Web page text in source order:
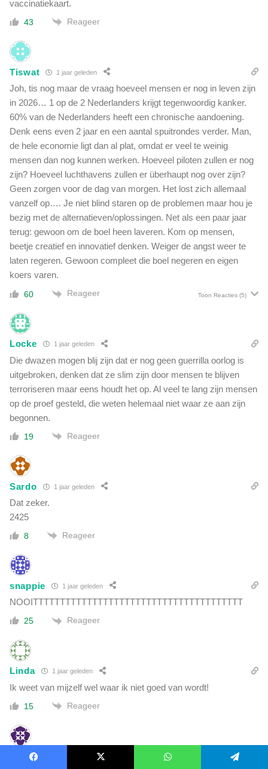
vaccinatiekaart.
43 Reageer
Tiswat 1 jaar geleden
Joh, tis nog maar de vraag hoeveel mensen er nog in leven zijn
in 2026… 1 op de 2 Nederlanders krijgt tegenwoordig kanker.
60% van de Nederlanders heeft een chronische aandoening.
Denk eens even 2 jaar en een aantal spuitrondes verder. Man,
de hele economie ligt dan al plat, omdat er veel te weinig
mensen dan nog kunnen werken. Hoeveel piloten zullen er nog
zijn? Hoeveel luchthavens zullen er überhaupt nog over zijn?
Geen zorgen voor de dag van morgen. Het lost zich allemaal
vanzelf op…. Je niet blind staren op de problemen maar hou je
bezig met de alternatieven/oplossingen. Net als een paar jaar
terug: gewoon om de boel heen laveren. Kom op mensen,
beetje creatief en innovatief denken. Weiger de angst weer te
laten regeren. Gewoon compleet die boel negeren en eigen
koers varen.
60 Reageer Toon Reacties (5)
Locke 1 jaar geleden
Die dwazen mogen blij zijn dat er nog geen guerrilla oorlog is
uitgebroken, denken dat ze slim zijn door mensen te blijven
terroriseren maar eens houdt het op. Al veel te lang zijn mensen
op de proef gesteld, die weten helemaal niet waar ze aan zijn
begonnen.
19 Reageer
Sardo 1 jaar geleden
Dat zeker.
2425
8 Reageer
snappie 1 jaar geleden
NOOITTTTTTTTTTTTTTTTTTTTTTTTTTTTTTTTTTTTTTT
25 Reageer
Linda 1 jaar geleden
Ik weet van mijzelf wel waar ik niet goed van wordt!
15 Reageer
Snappie 1 jaar geleden